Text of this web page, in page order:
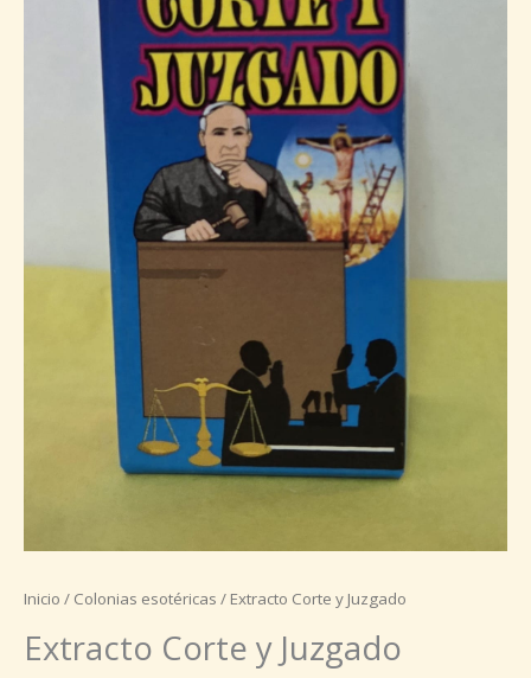
Inicio / Colonias esotéricas / Extracto Corte y Juzgado
Extracto Corte y Juzgado